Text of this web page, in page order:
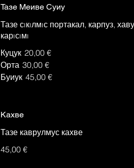
Тазе Меиве Суиу
Тазе сıкıлмıс портакал, карпуз,
карıсıмı
Куцук 20,00 €
Орта 30,00 €
Буиук 45,00 €
Кахве
Тазе каврулмус кахве
45,00 €